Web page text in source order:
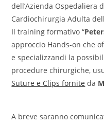
dell’Azienda Ospedaliera
Cardiochirurgia Adulta
Il training formativo “
approccio Hands-on che
e specializzandi la
procedure chirurgiche,
Suture e Clips fornite da
A breve saranno